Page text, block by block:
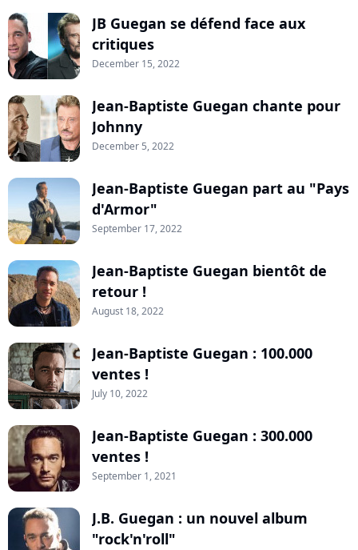
JB Guegan se défend face aux
critiques
December 15, 2022
Jean-Baptiste Guegan chante pour
Johnny
December 5, 2022
Jean-Baptiste Guegan part au "Pays
d'Armor"
September 17, 2022
Jean-Baptiste Guegan bientôt de
retour !
August 18, 2022
Jean-Baptiste Guegan : 100.000
ventes !
July 10, 2022
Jean-Baptiste Guegan : 300.000
ventes !
September 1, 2021
J.B. Guegan : un nouvel album
"rock'n'roll"